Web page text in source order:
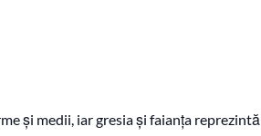
și medii, iar gresia și faianța reprezintă